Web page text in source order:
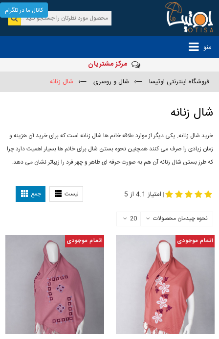
منو
مرکز مشتریان
فروشگاه اینترنتی اوتیسا —› شال و روسری —› شال زنانه
شال زنانه
خرید شال زنانه. یکی دیگر از موارد علاقه خانم ها شال زنانه است که برای خرید آن هزینه و
زمان زیادی را صرف می کنند همچنین نحوه بستن شال برای خانم ها بسیار اهمیت دارد چرا
که طرز بستن شال زنانه آن هم به صورت حرفه ای ظاهر و چهر فرد را زیباتر نشان می دهد.
لیست جمع | امتیاز 4.1 از 5
نحوه چیدمان محصولات 20
اتمام موجودی اتمام موجودی
کانال ما در تلگرام